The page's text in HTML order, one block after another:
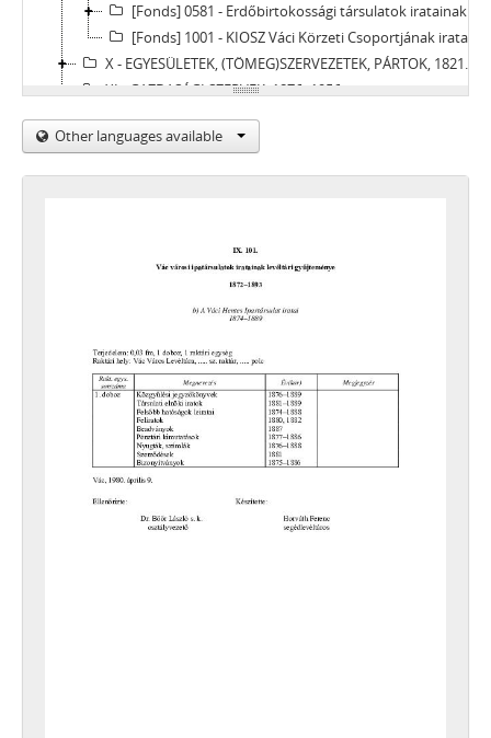
[Fonds] 0581 - Erdőbirtokossági társulatok iratainak levéltári gyűjteménye, 1943–1964
[Fonds] 1001 - KIOSZ Váci Körzeti Csoportjának iratai, 1950–1970
X - EGYESÜLETEK, (TÖMEG)SZERVEZETEK, PÁRTOK, 1821–2002
XI - GAZDASÁGI SZERVEK, 1876–1956
XII - EGYHÁZI SZERVEZETEK, INTÉZMÉNYEK, 1764 –1950
XIII - CSALÁDOK, 1821–2007
XVII - NÉPHATALMI ÉS KÜLÖNLEGES FELADATOKRA LÉTREJÖTT BIZOTTSÁGOK, 1945–1990
XXIII - TANÁCSOK, 1945–1990
XXIX - GAZDASÁGI SZERVEK, 1946–2010
XXX - SZÖVETKEZETEK, 1949–2015
XXXVII - MEGYEI JOGÚ VÁROSI, VÁROSI ÉS KÖZSÉGI ÖNKORMÁNYZATOK, 1989–2014
Other languages available